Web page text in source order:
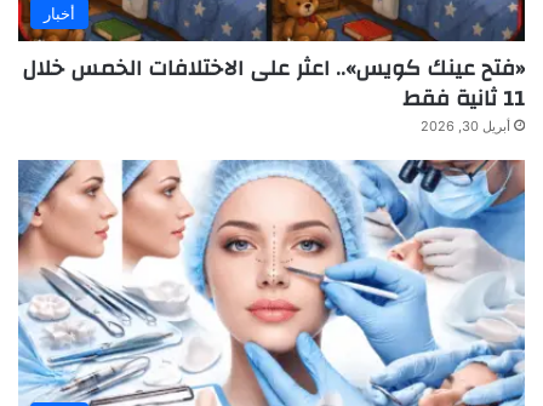
أخبار
«فتح عينك كويس».. اعثر على الاختلافات الخمس خلال
11 ثانية فقط
أبريل 30, 2026